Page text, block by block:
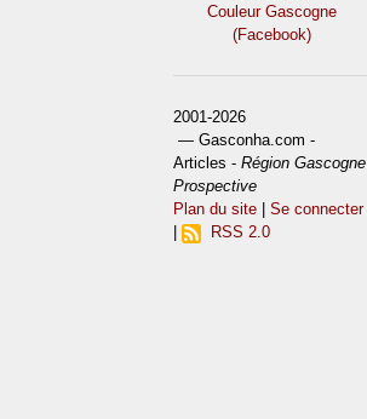
Couleur Gascogne
(Facebook)
2001-2026
— Gasconha.com -
Articles -Région Gascogne
Prospective
Plan du site |Se connecter
|
RSS 2.0